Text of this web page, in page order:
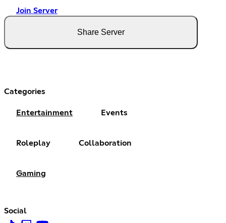
Join Server
Share Server
Categories
Entertainment Events
Roleplay Collaboration
Gaming
Social